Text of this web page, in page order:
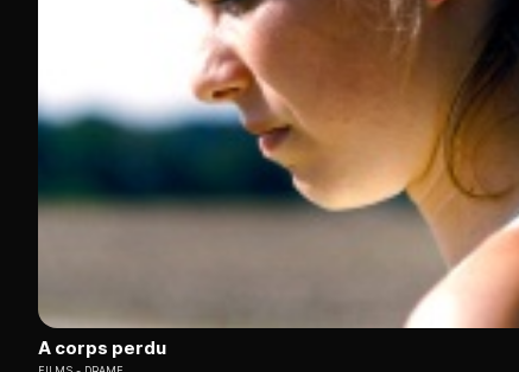
A corps perdu